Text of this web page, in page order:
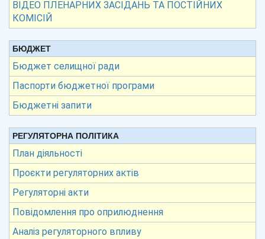
ВІДЕО ПЛЕНАРНИХ ЗАСІДАНЬ ТА ПОСТІЙНИХ
КОМІСІЙ
БЮДЖЕТ
Бюджет селищної ради
Паспорти бюджетної програми
Бюджетні запити
РЕГУЛЯТОРНА ПОЛІТИКА
План діяльності
Проєкти регуляторних актів
Регуляторні акти
Повідомлення про оприлюднення
Аналіз регуляторного впливу